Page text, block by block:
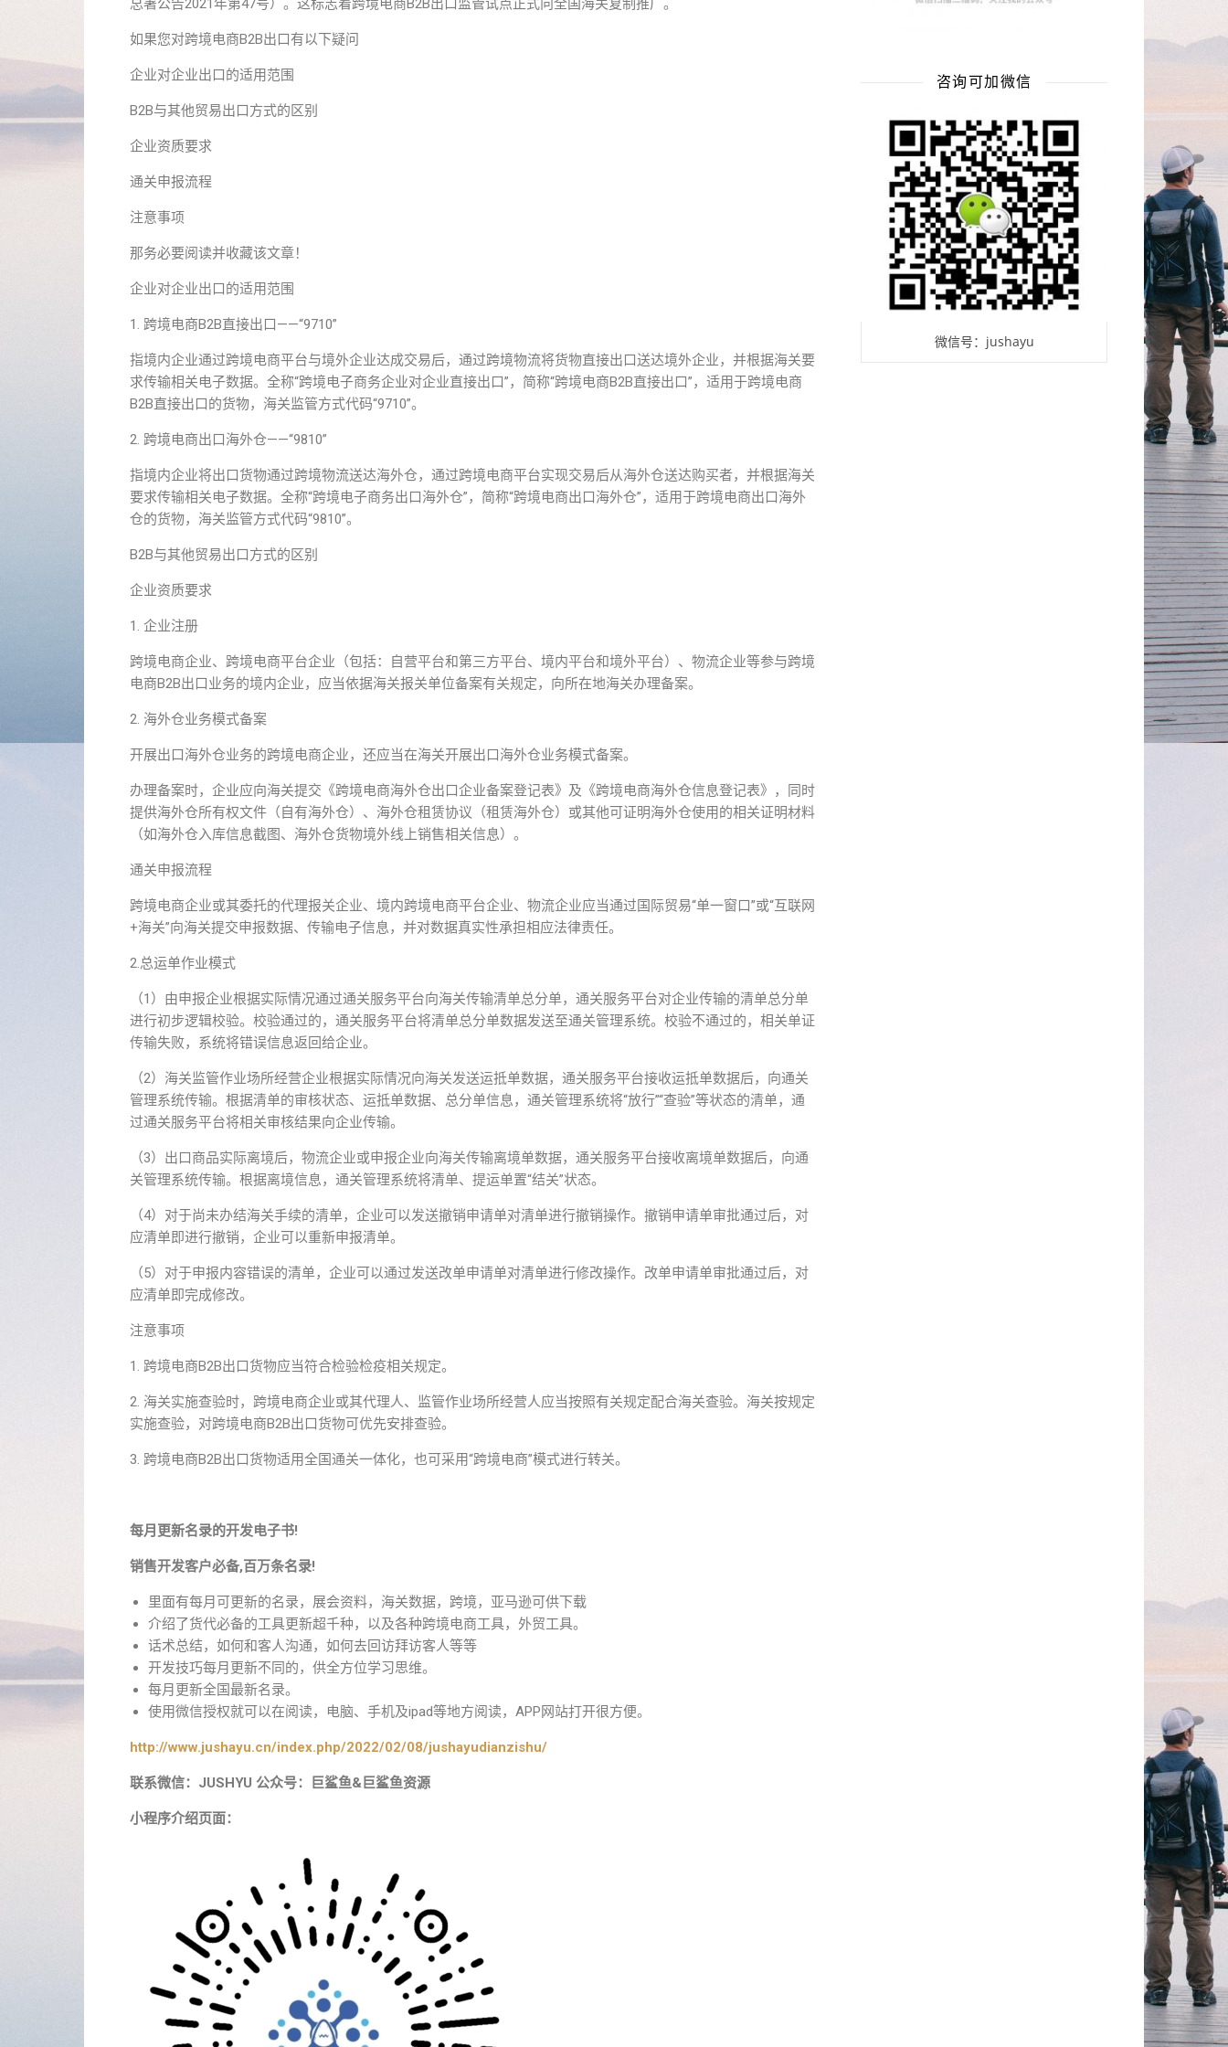
总署公告2021年第47号）。这标志着跨境电商B2B出口监管试点正式向全国海关复制推广。
如果您对跨境电商B2B出口有以下疑问
企业对企业出口的适用范围
B2B与其他贸易出口方式的区别
企业资质要求
通关申报流程
注意事项
那务必要阅读并收藏该文章！
企业对企业出口的适用范围
1. 跨境电商B2B直接出口——“9710”
指境内企业通过跨境电商平台与境外企业达成交易后，通过跨境物流将货物直接出口送达境外企业，并根据海关要
求传输相关电子数据。全称“跨境电子商务企业对企业直接出口”，简称“跨境电商B2B直接出口”，适用于跨境电商
B2B直接出口的货物，海关监管方式代码“9710”。
2. 跨境电商出口海外仓——“9810”
指境内企业将出口货物通过跨境物流送达海外仓，通过跨境电商平台实现交易后从海外仓送达购买者，并根据海关
要求传输相关电子数据。全称“跨境电子商务出口海外仓”，简称“跨境电商出口海外仓”，适用于跨境电商出口海外
仓的货物，海关监管方式代码“9810”。
B2B与其他贸易出口方式的区别
企业资质要求
1. 企业注册
跨境电商企业、跨境电商平台企业（包括：自营平台和第三方平台、境内平台和境外平台）、物流企业等参与跨境
电商B2B出口业务的境内企业，应当依据海关报关单位备案有关规定，向所在地海关办理备案。
2. 海外仓业务模式备案
开展出口海外仓业务的跨境电商企业，还应当在海关开展出口海外仓业务模式备案。
办理备案时，企业应向海关提交《跨境电商海外仓出口企业备案登记表》及《跨境电商海外仓信息登记表》，同时
提供海外仓所有权文件（自有海外仓）、海外仓租赁协议（租赁海外仓）或其他可证明海外仓使用的相关证明材料
（如海外仓入库信息截图、海外仓货物境外线上销售相关信息）。
通关申报流程
跨境电商企业或其委托的代理报关企业、境内跨境电商平台企业、物流企业应当通过国际贸易“单一窗口”或“互联网
+海关”向海关提交申报数据、传输电子信息，并对数据真实性承担相应法律责任。
2.总运单作业模式
（1）由申报企业根据实际情况通过通关服务平台向海关传输清单总分单，通关服务平台对企业传输的清单总分单
进行初步逻辑校验。校验通过的，通关服务平台将清单总分单数据发送至通关管理系统。校验不通过的，相关单证
传输失败，系统将错误信息返回给企业。
（2）海关监管作业场所经营企业根据实际情况向海关发送运抵单数据，通关服务平台接收运抵单数据后，向通关
管理系统传输。根据清单的审核状态、运抵单数据、总分单信息，通关管理系统将“放行”“查验”等状态的清单，通
过通关服务平台将相关审核结果向企业传输。
（3）出口商品实际离境后，物流企业或申报企业向海关传输离境单数据，通关服务平台接收离境单数据后，向通
关管理系统传输。根据离境信息，通关管理系统将清单、提运单置“结关”状态。
（4）对于尚未办结海关手续的清单，企业可以发送撤销申请单对清单进行撤销操作。撤销申请单审批通过后，对
应清单即进行撤销，企业可以重新申报清单。
（5）对于申报内容错误的清单，企业可以通过发送改单申请单对清单进行修改操作。改单申请单审批通过后，对
应清单即完成修改。
注意事项
1. 跨境电商B2B出口货物应当符合检验检疫相关规定。
2. 海关实施查验时，跨境电商企业或其代理人、监管作业场所经营人应当按照有关规定配合海关查验。海关按规定
实施查验，对跨境电商B2B出口货物可优先安排查验。
3. 跨境电商B2B出口货物适用全国通关一体化，也可采用“跨境电商”模式进行转关。
每月更新名录的开发电子书!
销售开发客户必备,百万条名录!
里面有每月可更新的名录，展会资料，海关数据，跨境，亚马逊可供下载
介绍了货代必备的工具更新超千种，以及各种跨境电商工具，外贸工具。
话术总结，如何和客人沟通，如何去回访拜访客人等等
开发技巧每月更新不同的，供全方位学习思维。
每月更新全国最新名录。
使用微信授权就可以在阅读，电脑、手机及ipad等地方阅读，APP网站打开很方便。
http://www.jushayu.cn/index.php/2022/02/08/jushayudianzishu/
联系微信：JUSHYU 公众号：巨鲨鱼&巨鲨鱼资源
小程序介绍页面：
咨询可加微信
微信号：jushayu